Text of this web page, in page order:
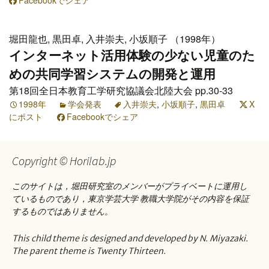
堀田龍也, 黒田卓, 入井崇夫, 小坂順子 （1998年）
インターネット活用体験の少ない児童のた
めの共同学習システムの開発と運用
第18回全日本教育工学研究協議会北陸大会 pp.30-33
1998年 学会発表 入井崇夫, 小坂順子, 黒田卓
X
にポスト
Facebookでシェア
Copyright © Horilab.jp
このサイトは，堀田研究室のメンバーがプライベートに運用し
ているものであり，東京学芸大学 教職大学院がその内容を保証
するものではありません。
This child theme is designed and developed by N. Miyazaki.
The parent theme is Twenty Thirteen.